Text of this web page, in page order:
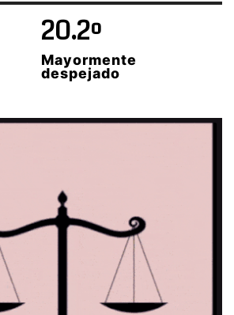
20.2º
Mayormente
despejado